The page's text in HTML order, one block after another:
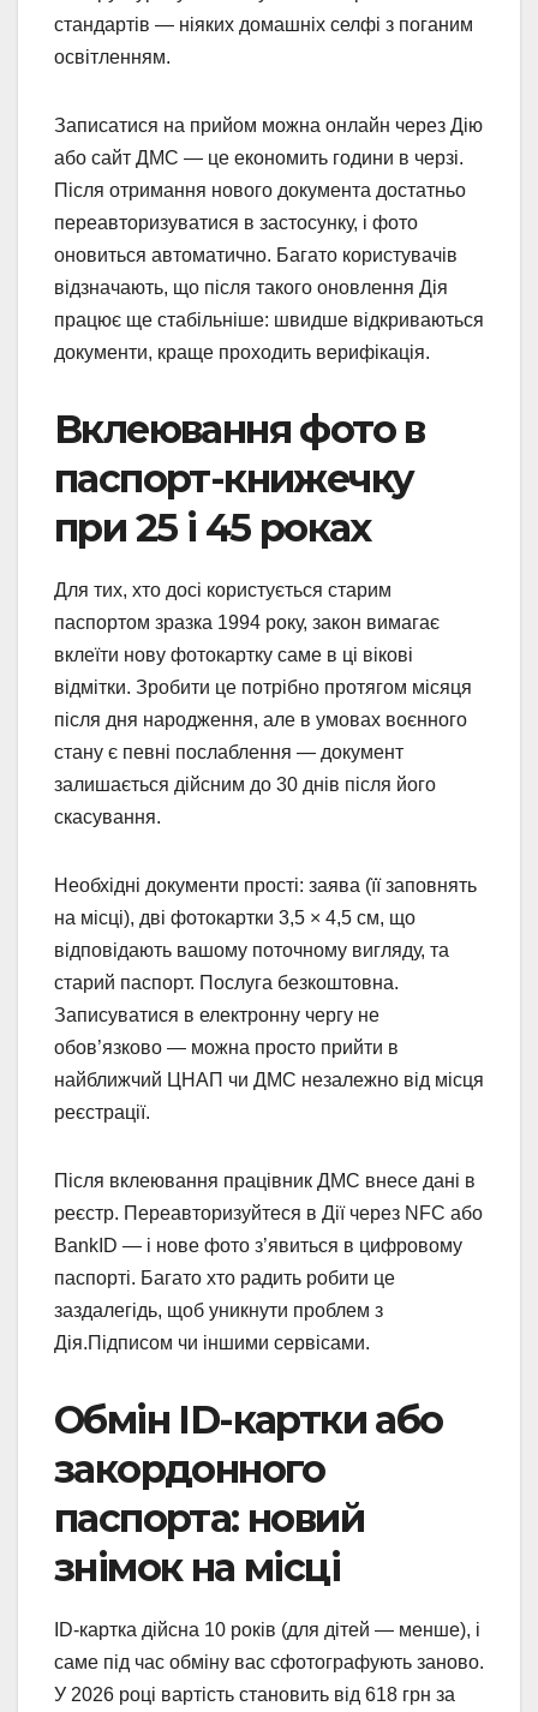
стандартів — ніяких домашніх селфі з поганим
освітленням.
Записатися на прийом можна онлайн через Дію
або сайт ДМС — це економить години в черзі.
Після отримання нового документа достатньо
переавторизуватися в застосунку, і фото
оновиться автоматично. Багато користувачів
відзначають, що після такого оновлення Дія
працює ще стабільніше: швидше відкриваються
документи, краще проходить верифікація.
Вклеювання фото в
паспорт-книжечку
при 25 і 45 роках
Для тих, хто досі користується старим
паспортом зразка 1994 року, закон вимагає
вклеїти нову фотокартку саме в ці вікові
відмітки. Зробити це потрібно протягом місяця
після дня народження, але в умовах воєнного
стану є певні послаблення — документ
залишається дійсним до 30 днів після його
скасування.
Необхідні документи прості: заява (її заповнять
на місці), дві фотокартки 3,5 × 4,5 см, що
відповідають вашому поточному вигляду, та
старий паспорт. Послуга безкоштовна.
Записуватися в електронну чергу не
обов’язково — можна просто прийти в
найближчий ЦНАП чи ДМС незалежно від місця
реєстрації.
Після вклеювання працівник ДМС внесе дані в
реєстр. Переавторизуйтеся в Дії через NFC або
BankID — і нове фото з’явиться в цифровому
паспорті. Багато хто радить робити це
заздалегідь, щоб уникнути проблем з
Дія.Підписом чи іншими сервісами.
Обмін ID-картки або
закордонного
паспорта: новий
знімок на місці
ID-картка дійсна 10 років (для дітей — менше), і
саме під час обміну вас сфотографують заново.
У 2026 році вартість становить від 618 грн за